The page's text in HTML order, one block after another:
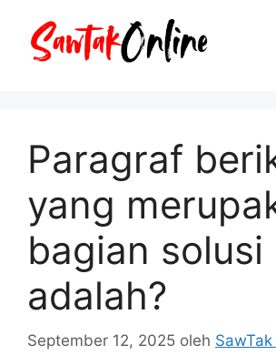
Paragraf
yang
bagian solusi
adalah?
September 12, 2025 oleh